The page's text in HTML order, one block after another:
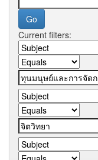
Current filters: